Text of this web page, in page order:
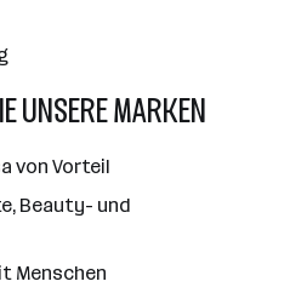
UNSERE MARKEN
von Vorteil
Beauty- und
Menschen